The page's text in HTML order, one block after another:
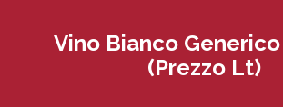
Vino Bianco
(Prezzo Lt)